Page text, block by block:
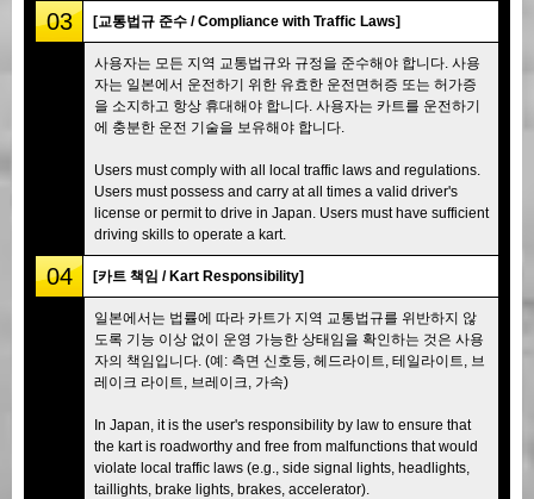
03 [교통법규 준수 / Compliance with Traffic Laws]
사용자는 모든 지역 교통법규와 규정을 준수해야 합니다. 사용
자는 일본에서 운전하기 위한 유효한 운전면허증 또는 허가증
을 소지하고 항상 휴대해야 합니다. 사용자는 카트를 운전하기
에 충분한 운전 기술을 보유해야 합니다.
Users must comply with all local traffic laws and regulations.
Users must possess and carry at all times a valid driver's
license or permit to drive in Japan. Users must have sufficient
driving skills to operate a kart.
04 [카트 책임 / Kart Responsibility]
일본에서는 법률에 따라 카트가 지역 교통법규를 위반하지 않
도록 기능 이상 없이 운영 가능한 상태임을 확인하는 것은 사용
자의 책임입니다. (예: 측면 신호등, 헤드라이트, 테일라이트, 브
레이크 라이트, 브레이크, 가속)
In Japan, it is the user's responsibility by law to ensure that
the kart is roadworthy and free from malfunctions that would
violate local traffic laws (e.g., side signal lights, headlights,
taillights, brake lights, brakes, accelerator).